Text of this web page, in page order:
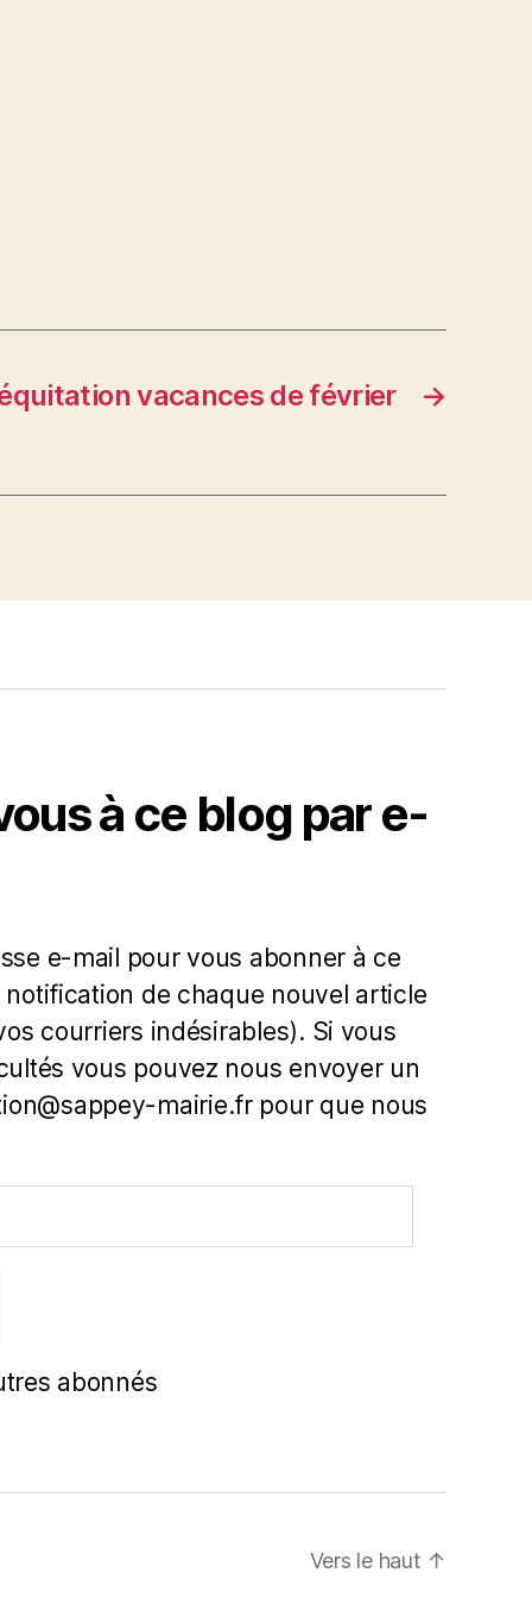
→
vacances de février
à ce blog par e-
e-mail pour vous abonner à ce
de chaque nouvel article
courriers indésirables). Si vous
vous pouvez nous envoyer un
mairie.fr pour que nous
abonnés
Vers le haut ↑